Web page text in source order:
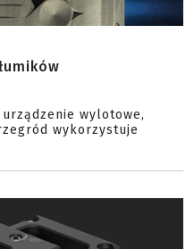
wylotowe,
wykorzystuje